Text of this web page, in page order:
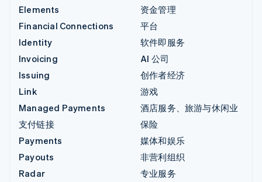
Elements
Financial Connections
Identity
Invoicing
Issuing
Link
Managed Payments
支付链接
Payments
Payouts
Radar
资金管理
平台
软件即服务
AI 公司
创作者经济
游戏
酒店服务、旅游与休闲业
保险
媒体和娱乐
非营利组织
专业服务